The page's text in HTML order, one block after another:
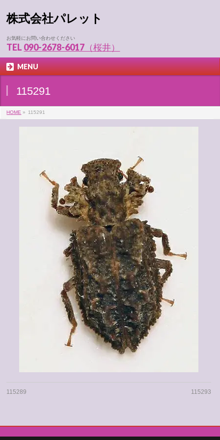
株式会社パレット
お気軽にお問い合わせください
TEL 090-2678-6017（桜井）
MENU
115291
HOME » 115291
115289 115293